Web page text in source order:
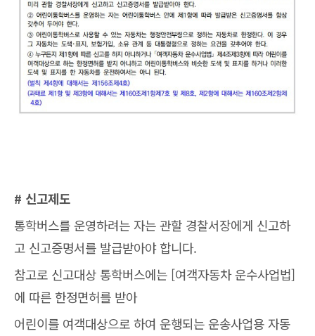
# 신고제도
통학버스를 운영하려는 자는 관할 경찰서장에게 신고하
고 신고증명서를 발급받아야 합니다.
참고로 신고대상 통학버스에는 [여객자동차 운수사업법]
에 따른 한정면허를 받아
어린이를 여객대상으로 하여 운행되는 운송사업용 자동